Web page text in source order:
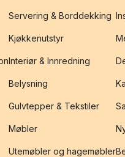
Servering & Borddekking
Kjøkkenutstyr
Interiør & Innredning
Belysning
Gulvtepper & Tekstiler
Møbler
Utemøbler og hagemøbler